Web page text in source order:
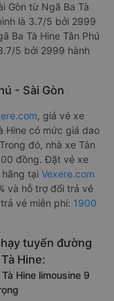
Gòn từ Ngã Ba Tà
là 3.7/5 bởi 2999
Ba Tà Hine Tân Phú
5 bởi 2999 hành
- Sài Gòn
, giá vé xe
Hine có mức giá dao
đó, nhà xe Tân
đồng. Đặt vé xe
hãng tại Vexere.com
và hỗ trợ đổi trả vé
vé miễn phí: 1900
tuyến đường
Hine:
Hine limousine 9